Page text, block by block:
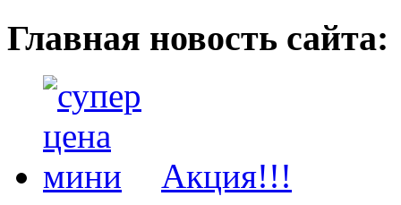
Главная новость сайта:
Акция!!!